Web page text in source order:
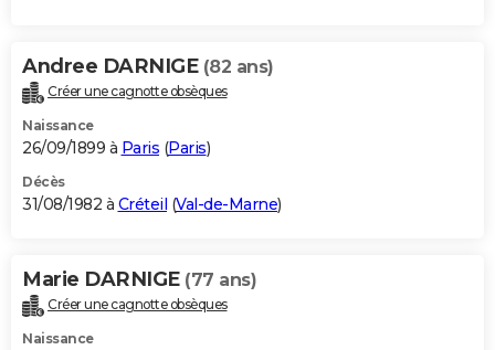
Andree DARNIGE (82 ans)
Créer une cagnotte obsèques
Naissance
26/09/1899 à Paris (Paris)
Décès
31/08/1982 à Créteil (Val-de-Marne)
Marie DARNIGE (77 ans)
Créer une cagnotte obsèques
Naissance